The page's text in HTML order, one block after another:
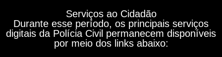
Serviços ao Cidadão
Durante esse período, os principais serviços
digitais da Polícia Civil permanecem disponíveis
por meio dos links abaixo: